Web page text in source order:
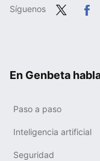
Síguenos
En Genbeta
Paso a paso
Inteligencia artificial
Seguridad